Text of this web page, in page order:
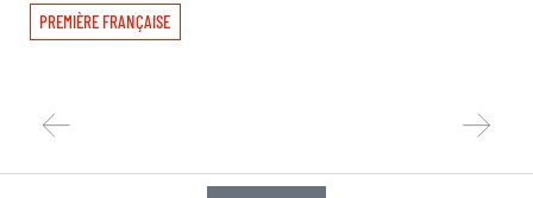
PREMIÈRE FRANÇAISE